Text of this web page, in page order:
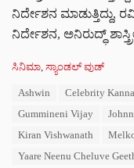
ನಿರ್ದೇಶನ ಮಾಡುತ್ತಿದ್ದು,
ನಿರ್ದೇಶನ, ಅನಿರುದ್ಧ್
C
ಸಿನಿಮಾ ಸ್ಯಾಂಡಲ್ ವುಡ್
Ashwin Celebrity
Gummineni Vijay
Kiran Vishwanath
Yaare Neenu Cheluve